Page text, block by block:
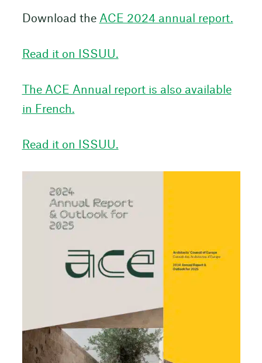
Download the ACE 2024 annual report.
Read it on ISSUU.
The ACE Annual report is also available
in French.
Read it on ISSUU.